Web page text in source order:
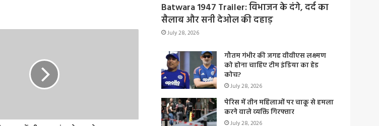
Batwara 1947 Trailer: विभाजन के दंगे, दर्द का
सैलाब और सनी देओल की दहाड़
July 28, 2026
गौतम गंभीर की जगह वीवीएस लक्ष्मण
को होना चाहिए टीम इंडिया का हेड
कोच?
July 28, 2026
पेरिस में तीन महिलाओं पर चाकू से हमला
करने वाले व्यक्ति गिरफ्तार
July 28, 2026